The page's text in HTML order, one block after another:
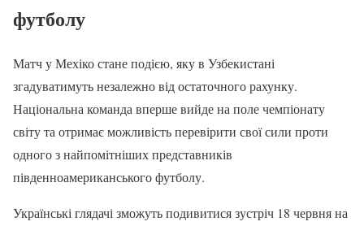
футболу
Матч у Мехіко стане подією, яку в Узбекистані
згадуватимуть незалежно від остаточного рахунку.
Національна команда вперше вийде на поле чемпіонату
світу та отримає можливість перевірити свої сили проти
одного з найпомітніших представників
південноамериканського футболу.
Українські глядачі зможуть подивитися зустріч 18 червня на